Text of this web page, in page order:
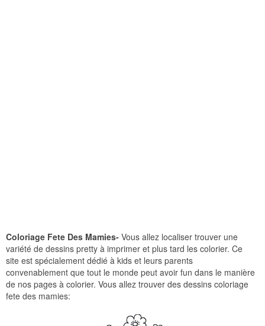
Coloriage Fete Des Mamies- Vous allez localiser trouver une
variété de dessins pretty à imprimer et plus tard les colorier. Ce
site est spécialement dédié à kids et leurs parents
convenablement que tout le monde peut avoir fun dans le manière
de nos pages à colorier. Vous allez trouver des dessins coloriage
fete des mamies: